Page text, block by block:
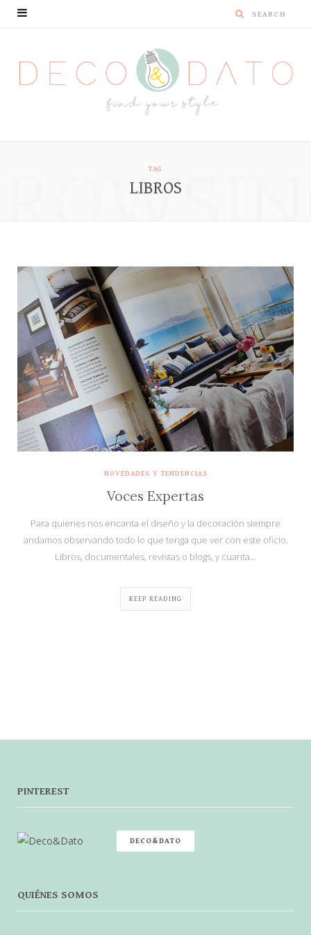
TAG
LIBROS
NOVEDADES Y TENDENCIAS
Voces Expertas
Para quienes nos encanta el diseño y la decoración siempre
andamos observando todo lo que tenga que ver con este oficio.
Libros, documentales, revistas o blogs, y cuanta…
KEEP READING
PINTEREST
DECO&DATO
QUIÉNES SOMOS